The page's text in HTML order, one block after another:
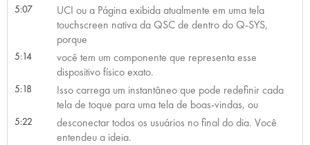
5:07
UCI ou a Página exibida atualmente em uma tela
touchscreen nativa da QSC de dentro do Q-SYS,
porque
5:14
você tem um componente que representa esse
dispositivo físico exato.
5:18
Isso carrega um instantâneo que pode redefinir cada
tela de toque para uma tela de boas-vindas, ou
5:22
desconectar todos os usuários no final do dia. Você
entendeu a ideia.